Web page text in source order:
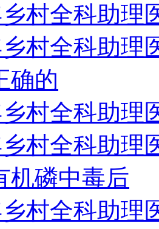
村全科助理
村全科助理
确的
乡村全科助理
村全科助理
机磷中毒后
村全科助理